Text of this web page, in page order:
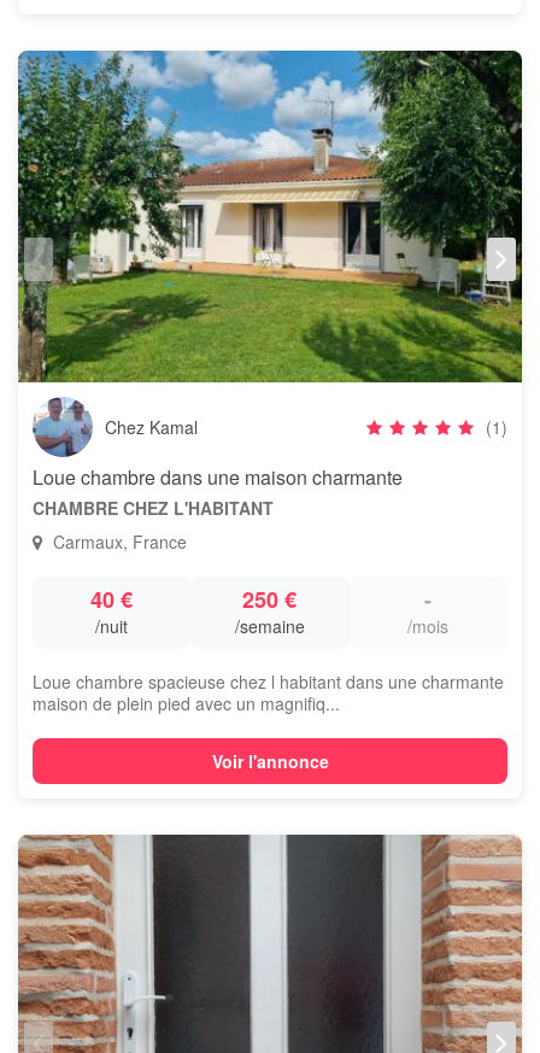
Chez Kamal (1)
Loue chambre dans une maison charmante
CHAMBRE CHEZ L'HABITANT
Carmaux, France
40 €
/nuit
250 €
/semaine
-
/mois
Loue chambre spacieuse chez l habitant dans une charmante
maison de plein pied avec un magnifiq...
Voir l'annonce